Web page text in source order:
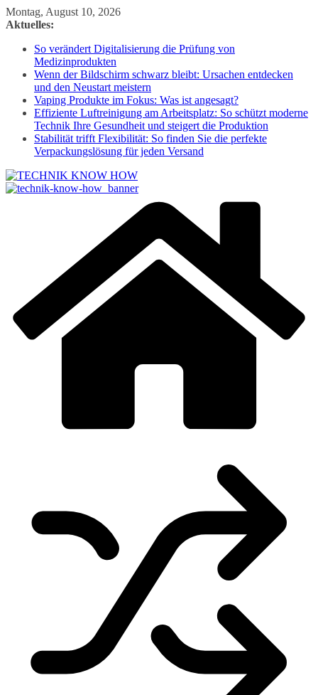
Zum
Inhalt
Montag, August 10, 2026
Aktuelles:
So verändert Digitalisierung die Prüfung von
Medizinprodukten
Wenn der Bildschirm schwarz bleibt: Ursachen entdecken
und den Neustart meistern
Vaping Produkte im Fokus: Was ist angesagt?
Effiziente Luftreinigung am Arbeitsplatz: So schützt moderne
Technik Ihre Gesundheit und steigert die Produktion
Stabilität trifft Flexibilität: So finden Sie die perfekte
Verpackungslösung für jeden Versand